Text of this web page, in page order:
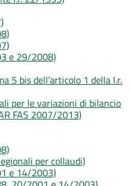
e 29/2008)
5 bis dell’articolo 1 della l.r.
per le variazioni di bilancio
FAS 2007/2013)
per collaudi)
e 14/2003)